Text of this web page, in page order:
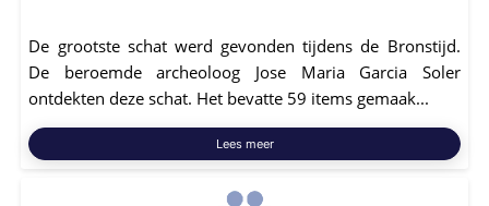
De grootste schat werd gevonden tijdens de Bronstijd.
De beroemde archeoloog Jose Maria Garcia Soler
ontdekten deze schat. Het bevatte 59 items gemaak...
Lees meer